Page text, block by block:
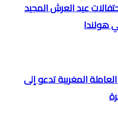
عيد العرش المجيد
هولندا
المغربية تدعو إلى